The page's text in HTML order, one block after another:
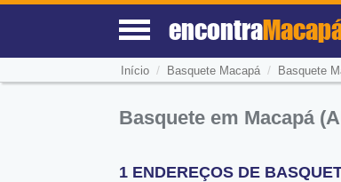
encontra
Início / Basquete Macapá/ Basquete
Basquete em Macapá
1 ENDEREÇOS DE